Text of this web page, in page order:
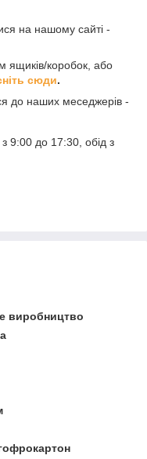
на нашому сайті -
ящиків/коробок, або
сюди.
до наших меседжерів -
9:00 до 17:30, обід з
виробництво